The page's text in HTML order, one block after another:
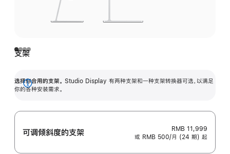
支架
选择你合用的支架。 Studio Display 有两种支架和一种支架转换器可选，以满足
你的各种安装需求。
展
可调倾斜度的支架
RMB 11,999
或 RMB 500/月 (24 期) 起